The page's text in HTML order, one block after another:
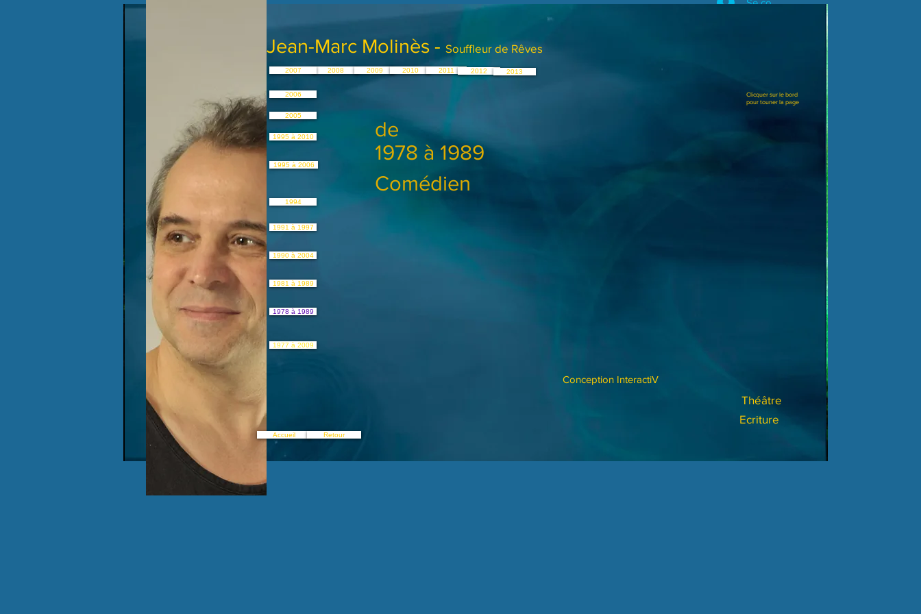
Se connecter
Jean-Marc Molinès - Souffleur de Rêves
Accueil
Clicquer sur le bord
pour touner la page
2008
2007 2009 2010 2011
Retour
Conception InteractiV
Ecriture
Théâtre
2006
2005
1981 à 1989
1995 à 2010
1994
1991 à 1997
1990 à 2004
1978 à 1989
1977 à 2009
1995 à 2006
2012 2013
de
1978 à 1989
Comédien